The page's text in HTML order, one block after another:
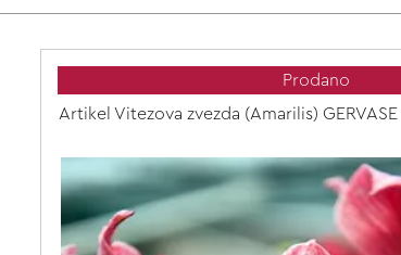
Prodano
Artikel Vitezova zvezda (Amarilis)